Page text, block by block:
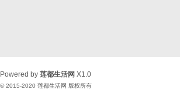
Powered by 莲都生活网 X1.0
© 2015-2020 莲都生活网 版权所有